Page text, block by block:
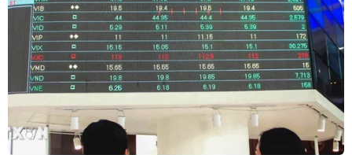
chính sách hỗ trợ về nhà ở xã hội
28/07/2024 23:41
Đối với đối tượng quy định tại khoản 2, khoản 3 và
khoản 4 Điều 76 của Luật Nhà ở thì phải thuộc trường
hợp hộ gia đình nghèo, cận nghèo theo chuẩn nghèo
của Chính phủ.